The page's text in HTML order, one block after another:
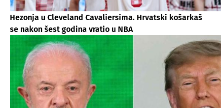
Hezonja u Cleveland Cavaliersima. Hrvatski košarkaš
se nakon šest godina vratio u NBA